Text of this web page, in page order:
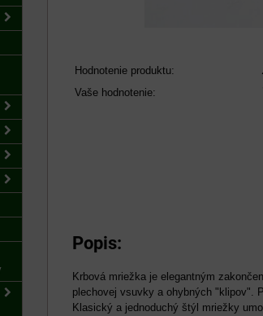
Hodnotenie produktu:
Vaše hodnotenie:
Popis:
Krbová mriežka je elegantným
plechovej vsuvky a ohybných "klipov".
Klasický a jednoduchý štýl mriežky